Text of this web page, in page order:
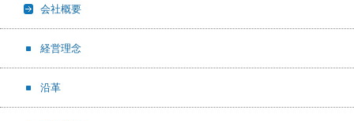
会社概要
経営理念
沿革